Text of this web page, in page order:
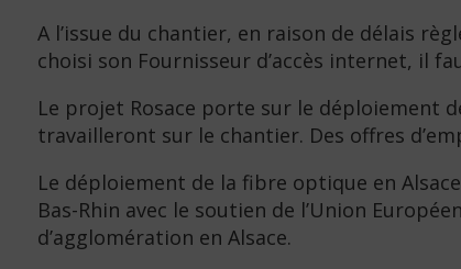
A l’issue du chantier, en raison de délais
choisi son Fournisseur d’accès internet, il
Le projet Rosace porte sur le déploiement
travailleront sur le chantier. Des offres
Le déploiement de la fibre optique en
Bas-Rhin avec le soutien de l’Union
d’agglomération en Alsace.